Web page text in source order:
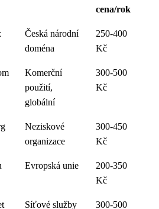
cena/rok
Česká národní
doména
250-400
Kč
Komerční
použití,
globální
300-500
Kč
Neziskové
organizace
300-450
Kč
Evropská unie
200-350
Kč
Síťové služby
300-500